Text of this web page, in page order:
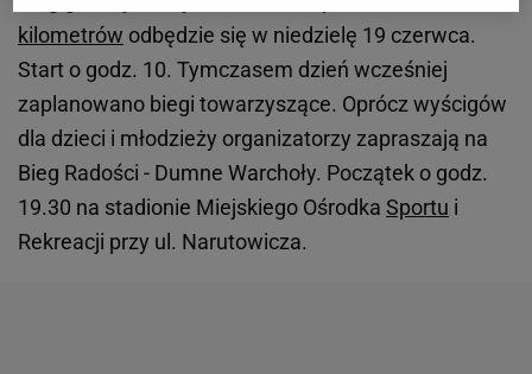
kilometrów odbędzie się w niedzielę 19 czerwca.
Start o godz. 10. Tymczasem dzień wcześniej
zaplanowano biegi towarzyszące. Oprócz wyścigów
dla dzieci i młodzieży organizatorzy zapraszają na
Bieg Radości - Dumne Warchoły. Początek o godz.
19.30 na stadionie Miejskiego Ośrodka Sportu i
Rekreacji przy ul. Narutowicza.